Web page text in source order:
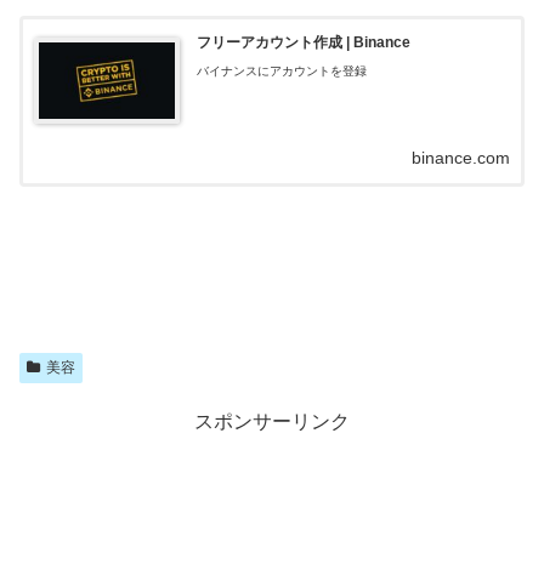
フリーアカウント作成 | Binance
バイナンスにアカウントを登録
binance.com
美容
スポンサーリンク